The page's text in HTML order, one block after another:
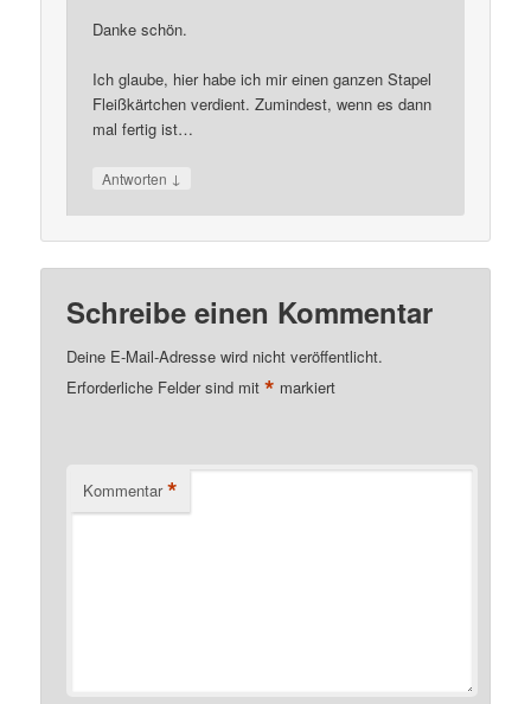
Danke schön.
Ich glaube, hier habe ich mir einen ganzen Stapel
Fleißkärtchen verdient. Zumindest, wenn es dann
mal fertig ist…
Antworten ↓
Schreibe einen Kommentar
Deine E-Mail-Adresse wird nicht veröffentlicht.
Erforderliche Felder sind mit* markiert
Kommentar *